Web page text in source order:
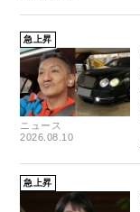
急上昇
ニュース
2026.08.10
急上昇